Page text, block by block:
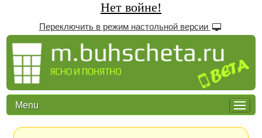
Нет войне!
Переключить в режим настольной версии
Menu